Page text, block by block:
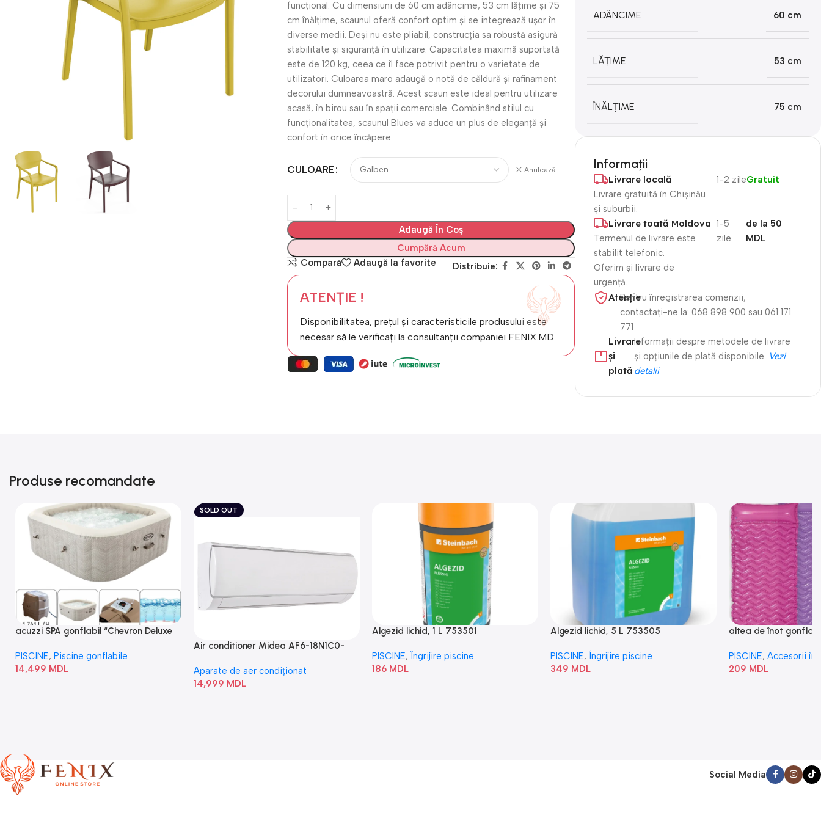
funcțional. Cu dimensiuni de 60 cm adâncime, 53 cm lățime și 75
cm înălțime, scaunul oferă confort optim și se integrează ușor în
diverse medii. Deși nu este pliabil, construcția sa robustă asigură
stabilitate și siguranță în utilizare. Capacitatea maximă suportată
este de 120 kg, ceea ce îl face potrivit pentru o varietate de
utilizatori. Culoarea maro adaugă o notă de căldură și rafinament
decorului dumneavoastră. Acest scaun este ideal pentru utilizare
acasă, în birou sau în spații comerciale. Combinând stilul cu
funcționalitatea, scaunul Blues va aduce un plus de eleganță și
confort în orice încăpere.
CULOARE Anulează
Adaugă În Coș
Cumpără Acum
Compară
Adaugă la favorite Distribuie:
ATENȚIE !
Disponibilitatea, prețul și caracteristicile produsului este
necesar să le verificați la consultanții companiei FENIX.MD
ADÂNCIME 60 cm
LĂȚIME 53 cm
ÎNĂLȚIME 75 cm
Informații
Livrare locală
Livrare gratuită în Chișinău
și suburbii.
1-2 zileGratuit
Livrare toată Moldova
Termenul de livrare este
stabilit telefonic.
Oferim și livrare de
urgență.
1-5
zile
de la 50
MDL
Atenție​
Pentru înregistrarea comenzii,
contactați-ne la: 068 898 900 sau 061 171
771
Livrare
și
plată
Informații despre metodele de livrare
și opțiunile de plată disponibile.
Vezi
detalii
Produse recomandate
acuzzi SPA gonflabil “Chevron Deluxe
PISCINE, Piscine gonflabile
14,499 MDL
SOLD OUT
Air conditioner Midea AF6-18N1C0-
Aparate de aer condiționat
14,999 MDL
Algezid lichid, 1 L 753501
PISCINE, Îngrijire piscine
186 MDL
Algezid lichid, 5 L 753505
PISCINE, Îngrijire piscine
349 MDL
altea de înot
PISCINE, Accesorii
209 MDL
Social Media